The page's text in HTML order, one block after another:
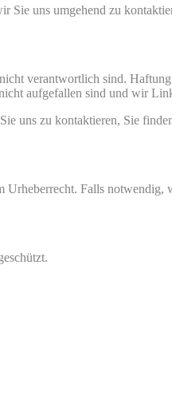
uns umgehend zu
verantwortlich sind.
aufgefallen sind und wir
uns zu kontaktieren, Sie
Falls